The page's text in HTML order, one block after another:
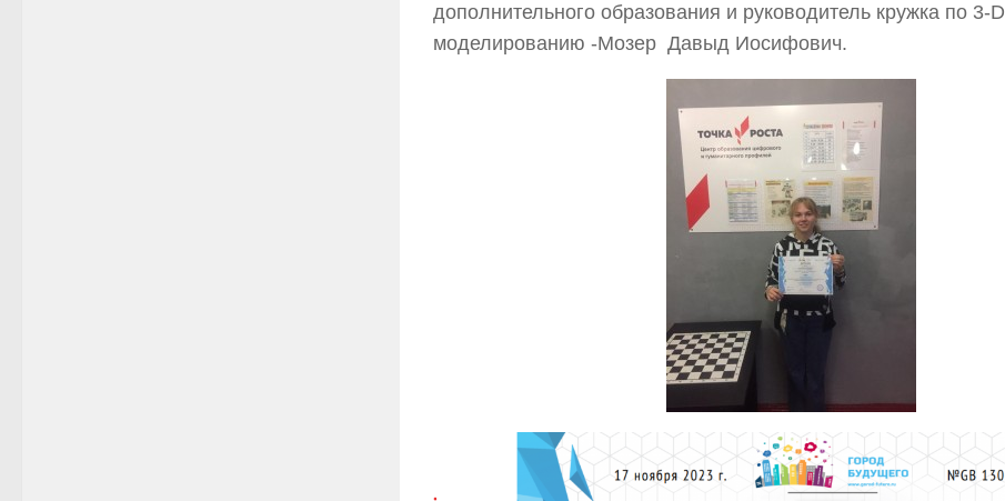
дополнительного образования и руководитель кружка по 3-D
моделированию -Мозер Давыд Иосифович.